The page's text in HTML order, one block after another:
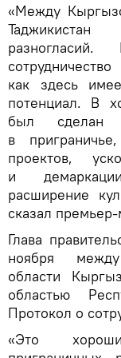
«Между
как здесь
потенциал. В
был сделан
в
проектов,
и
расширение
сказал
Глава
ноября
области
областью
Протокол о
«Это